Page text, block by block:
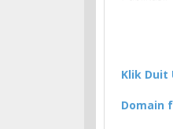
Klik Duit
Domain